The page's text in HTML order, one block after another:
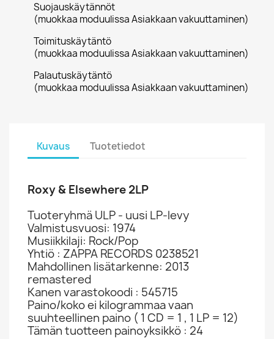
Suojauskäytännöt
(muokkaa moduulissa Asiakkaan vakuuttaminen)
Toimituskäytäntö
(muokkaa moduulissa Asiakkaan vakuuttaminen)
Palautuskäytäntö
(muokkaa moduulissa Asiakkaan vakuuttaminen)
Kuvaus Tuotetiedot
Roxy & Elsewhere 2LP
Tuoteryhmä ULP - uusi LP-levy
Valmistusvuosi: 1974
Musiikkilaji: Rock/Pop
Yhtiö : ZAPPA RECORDS 0238521
Mahdollinen lisätarkenne: 2013
remastered
Kanen varastokoodi : 545715
Paino/koko ei kilogrammaa vaan
suuhteellinen paino ( 1 CD = 1 , 1 LP = 12)
Tämän tuotteen painoyksikkö : 24